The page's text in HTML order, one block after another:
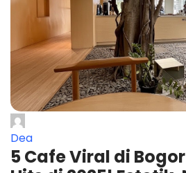
Dea
5 Cafe Viral di